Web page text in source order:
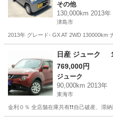
その他
130,000km 2013年
津島市
2013年 グレード- GX AT 2WD 130000km
その他
日産 ジューク
769,000円
ジューク
90,000km 2013年
東海市
金利０％ 全店舗在庫共有❗️❗️自己破産、